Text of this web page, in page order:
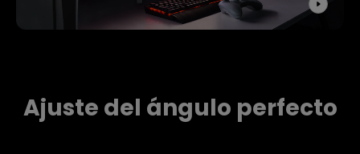
Ajuste del ángulo perfecto